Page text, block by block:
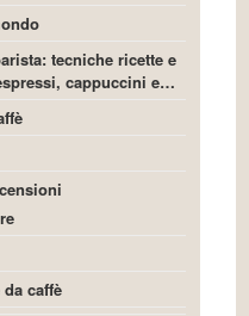
tecniche ricette e
cappuccini e…
caffè